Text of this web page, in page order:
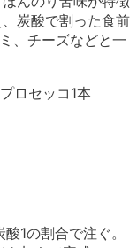
炭酸で割った食前
、チーズなどと一
ロセッコ1本
1の割合で注ぐ。